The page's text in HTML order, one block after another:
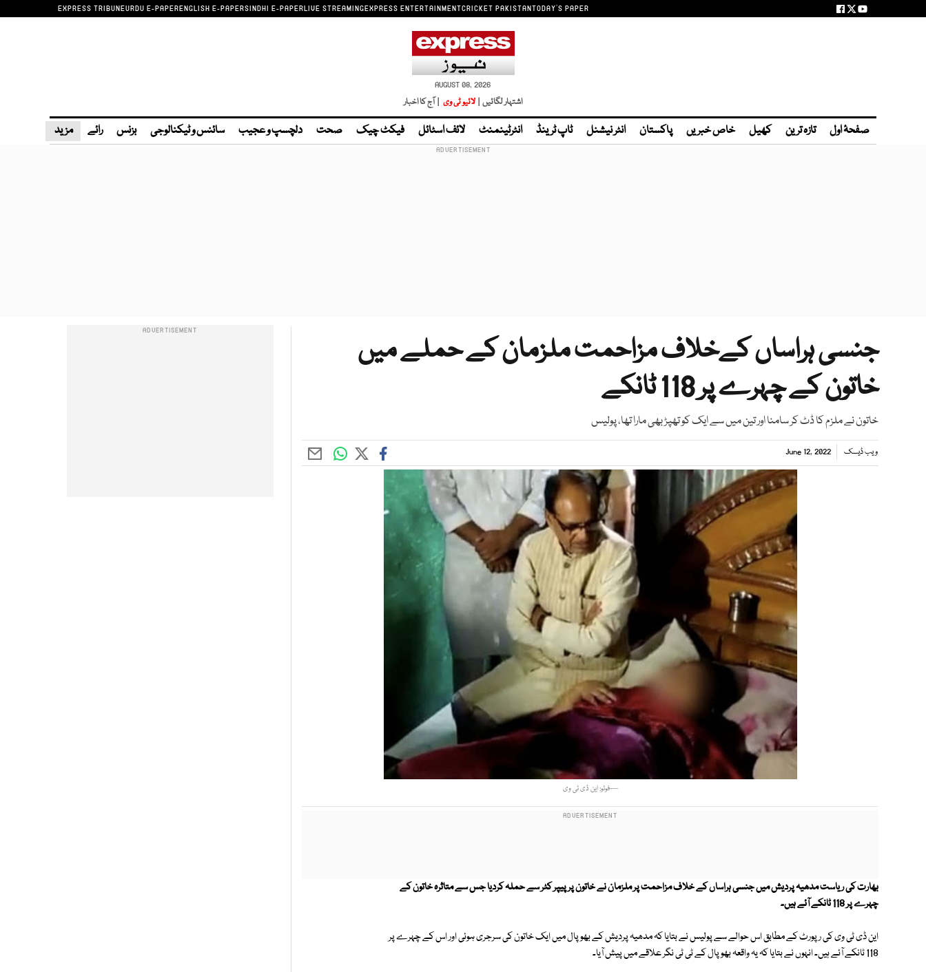
EXPRESS TRIBUNEURDU E-PAPERENGLISH E-PAPERSINDHI E-PAPERLIVE STREAMINGEXPRESS ENTERTAINMENTCRICKET PAKISTANTODAY'S PAPER
AUGUST 08, 2026
اشتہار لگائیں | لائیو ٹی وی | آج کا اخبار
صفحۂ اول تازہ ترین کھیل خاص خبریں پاکستان انٹر نیشنل ٹاپ ٹرینڈ انٹرٹینمنٹ لائف اسٹائل فیکٹ چیک صحت دلچسپ و عجیب سائنس و ٹیکنالوجی بزنس رائے مزید
جنسی ہراساں کےخلاف مزاحمت ملزمان کے حملے میں
خاتون کے چہرے پر 118 ٹانکے
خاتون نے ملزم کا ڈٹ کر سامنا اور تین میں سے ایک کو تھپڑ بھی مارا تھا، پولیس
ویب ڈیسک June 12, 2022
—فوٹو: این ڈی ٹی وی
بھارت کی ریاست مدھیہ پردیش میں جنسی ہراساں کے خلاف مزاحمت پر ملزمان نے خاتون پر پیپر کٹر سے حملہ کردیا جس سے متاثرہ خاتون کے
چہرے پر 118 ٹانکے آئے ہیں۔
این ڈی ٹی وی کی رپورٹ کے مطابق اس حوالے سے پولیس نے بتایا کہ مدھیہ پردیش کے بھوپال میں ایک خاتون کی سرجری ہوئی اور اس کے چہرے پر
118 ٹانکے آئے ہیں۔ انہوں نے بتایا کہ یہ واقعہ بھوپال کے ٹی ٹی نگر علاقے میں پیش آیا۔